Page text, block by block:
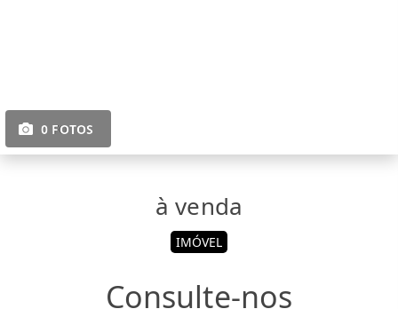
0 FOTOS
à venda
IMÓVEL
Consulte-nos